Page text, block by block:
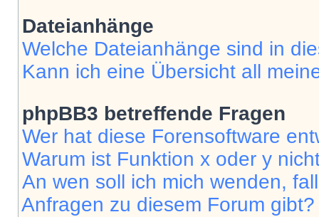
Dateianhänge
Welche Dateianhänge sind in
Kann ich eine Übersicht all
phpBB3 betreffende Fragen
Wer hat diese Forensoftware
Warum ist Funktion x oder y
An wen soll ich mich wenden,
Anfragen zu diesem Forum gibt?